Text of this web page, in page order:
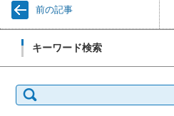
前の記事
キーワード検索
索: